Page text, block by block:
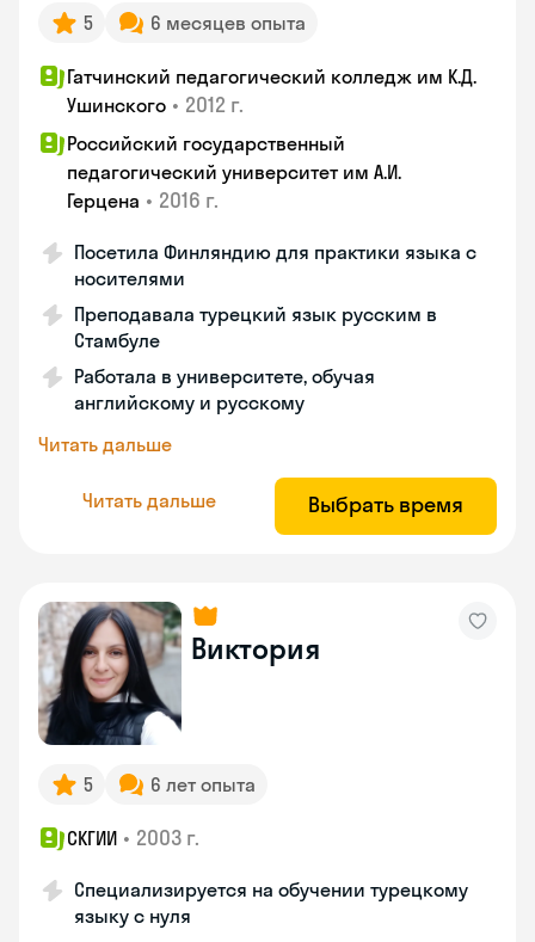
5 6 месяцев опыта
Гатчинский педагогический колледж им К.Д.
Ушинского • 2012 г.
Российский государственный
педагогический университет им А.И.
Герцена • 2016 г.
Посетила Финляндию для практики языка с
носителями
Преподавала турецкий язык русским в
Стамбуле
Работала в университете, обучая
английскому и русскому
Читать дальше
Читать дальше Выбрать время
Виктория
5 6 лет опыта
СКГИИ • 2003 г.
Специализируется на обучении турецкому
языку с нуля